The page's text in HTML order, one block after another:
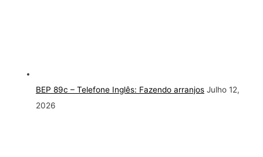
BEP 89c – Telefone Inglês: Fazendo arranjos Julho 12,
2026